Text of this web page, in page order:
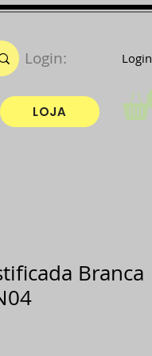
Login
LOJA
Login:
Branca